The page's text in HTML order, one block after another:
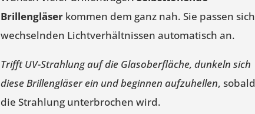
Brillengläser kommen dem ganz nah. Sie passen sich
wechselnden Lichtverhältnissen automatisch an.
Trifft UV-Strahlung auf die Glasoberfläche, dunkeln sich
diese Brillengläser ein und beginnen aufzuhellen, sobald
die Strahlung unterbrochen wird.